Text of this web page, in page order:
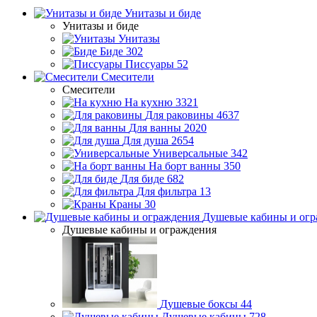
Унитазы и биде
Унитазы и биде
Унитазы
Биде 302
Писсуары 52
Смесители
Смесители
На кухню 3321
Для раковины 4637
Для ванны 2020
Для душа 2654
Универсальные 342
На борт ванны 350
Для биде 682
Для фильтра 13
Краны 30
Душевые кабины и
Душевые кабины и ограждения
Душевые боксы 44